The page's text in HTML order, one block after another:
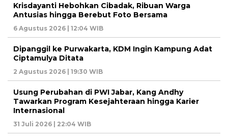
Krisdayanti Hebohkan Cibadak, Ribuan Warga
Antusias hingga Berebut Foto Bersama
6 Agustus 2026 | 12:04 WIB
Dipanggil ke Purwakarta, KDM Ingin Kampung Adat
Ciptamulya Ditata
2 Agustus 2026 | 19:30 WIB
Usung Perubahan di PWI Jabar, Kang Andhy
Tawarkan Program Kesejahteraan hingga Karier
Internasional
31 Juli 2026 | 22:04 WIB